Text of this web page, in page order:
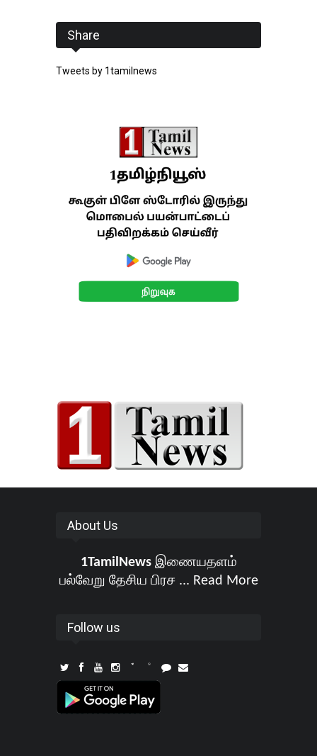
Share
Tweets by 1tamilnews
About Us
1TamilNewsஇணையதளம்
பல்வேறு தேசிய பிரச ... Read More
Follow us